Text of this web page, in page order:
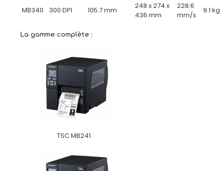
MB340 300 DPI 105.7 mm
248 x 274 x
436 mm
228.6
mm/s
9.1 kg
La gamme complète :
TSC MB241